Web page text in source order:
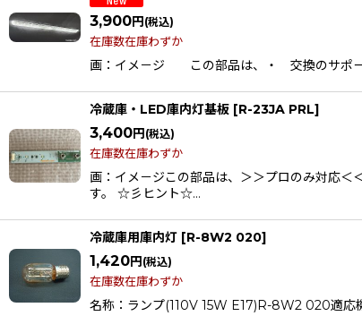
3,900円 (税込)
在庫数在庫わずか
画：イメ－ジ この部品は、・ 交換のサポー
冷蔵庫・LED庫内灯基板 [R-23JA PRL]
3,400円 (税込)
在庫数在庫わずか
画：イメ－ジこの部品は、＞＞プロのみ対応
す。 ☆彡ヒント☆…
冷蔵庫用庫内灯 [R-8W2 020]
1,420円 (税込)
在庫数在庫わずか
名称：ランプ(110V 15W E17)R-8W2 020適